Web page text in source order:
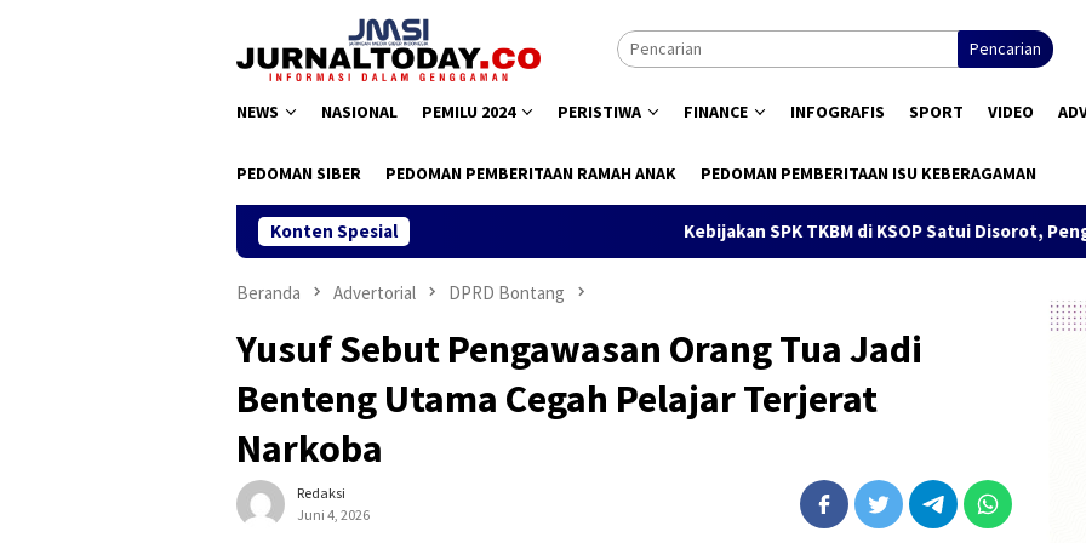
Pencarian
NEWS NASIONAL PEMILU 2024 PERISTIWA FINANCE INFOGRAFIS SPORT VIDEO
PEDOMAN SIBER PEDOMAN PEMBERITAAN RAMAH ANAK PEDOMAN PEMBERITAAN ISU KEBERAGAMAN
Konten Spesial Kebijakan SPK TKBM di KSOP Satui Disorot, Pengguna Jasa
Beranda Advertorial DPRD Bontang
Yusuf Sebut Pengawasan Orang Tua Jadi
Benteng Utama Cegah Pelajar Terjerat
Narkoba
Redaksi
Juni 4, 2026